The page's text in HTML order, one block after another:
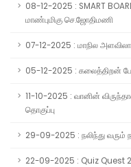
08-12-2025 : SMART
மாண்புமிகு செ.ஜோதிமணி
07-12-2025 : மாநில
05-12-2025 : கலைத்திறன்
11-10-2025 : வானின்
தொகுப்பு
29-09-2025 : நலிந்து வரும்
22-09-2025 : Quiz Quest